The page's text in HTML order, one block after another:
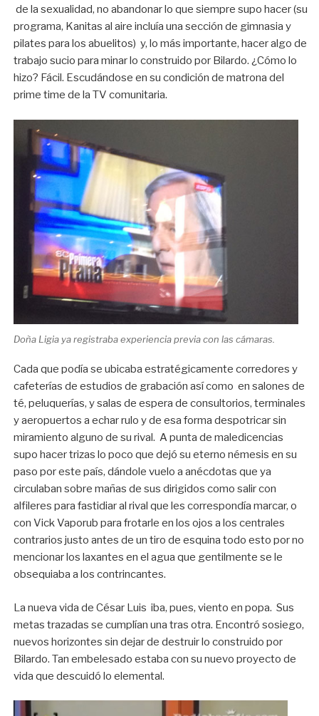
de la sexualidad, no abandonar lo que siempre supo hacer (su
programa, Kanitas al aire incluía una sección de gimnasia y
pilates para los abuelitos) y, lo más importante, hacer algo de
trabajo sucio para minar lo construido por Bilardo. ¿Cómo lo
hizo? Fácil. Escudándose en su condición de matrona del
prime time de la TV comunitaria.
Doña Ligia ya registraba experiencia previa con las cámaras.
Cada que podía se ubicaba estratégicamente corredores y
cafeterías de estudios de grabación así como en salones de
té, peluquerías, y salas de espera de consultorios, terminales
y aeropuertos a echar rulo y de esa forma despotricar sin
miramiento alguno de su rival. A punta de maledicencias
supo hacer trizas lo poco que dejó su eterno némesis en su
paso por este país, dándole vuelo a anécdotas que ya
circulaban sobre mañas de sus dirigidos como salir con
alfileres para fastidiar al rival que les correspondía marcar, o
con Vick Vaporub para frotarle en los ojos a los centrales
contrarios justo antes de un tiro de esquina todo esto por no
mencionar los laxantes en el agua que gentilmente se le
obsequiaba a los contrincantes.
La nueva vida de César Luis iba, pues, viento en popa. Sus
metas trazadas se cumplían una tras otra. Encontró sosiego,
nuevos horizontes sin dejar de destruir lo construido por
Bilardo. Tan embelesado estaba con su nuevo proyecto de
vida que descuidó lo elemental.